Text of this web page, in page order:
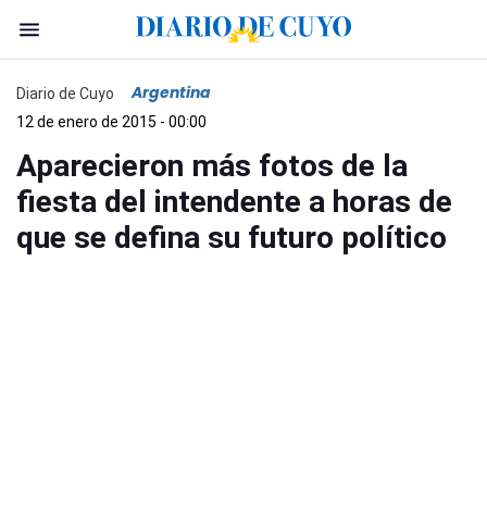
Diario de Cuyo Argentina
12 de enero de 2015 - 00:00
Aparecieron más fotos de la
fiesta del intendente a horas de
que se defina su futuro político